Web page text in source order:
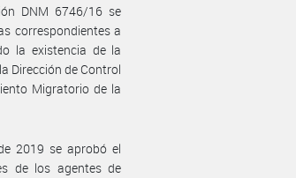
DNM 6746/16 se
correspondientes a
la existencia de la
Dirección de Control
Migratorio de la
2019 se aprobó el
de los agentes de